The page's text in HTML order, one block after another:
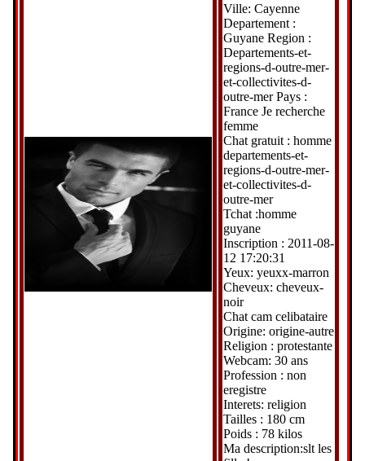
Ville: Cayenne
Departement :
Guyane Region :
Departements-et-
regions-d-outre-mer-
et-collectivites-d-
outre-mer Pays :
France Je recherche
femme
Chat gratuit : homme
departements-et-
regions-d-outre-mer-
et-collectivites-d-
outre-mer
Tchat :homme
guyane
Inscription : 2011-08-
12 17:20:31
Yeux: yeuxx-marron
Cheveux: cheveux-
noir
Chat cam celibataire
Origine: origine-autre
Religion : protestante
Webcam: 30 ans
Profession : non
eregistre
Interets: religion
Tailles : 180 cm
Poids : 78 kilos
Ma description:slt les